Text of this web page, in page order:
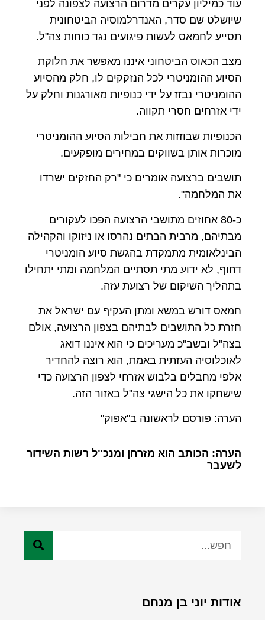
עוד כמיליון עקרים מדרום הרצועה לצפונה לפני
שיושלט שם סדר, האנדרלמוסיה הביטחונית
תסייע לחמאס לעשות פיגועים נגד כוחות צה"ל.
מצב הכאוס הביטחוני איננו מאפשר את חלוקת
הסיוע ההומניטרי לכל הנזקקים לו, חלק מהסיוע
ההומניטרי נבזז על ידי כנופיות מאורגנות וחלק על
ידי אזרחים חסרי תקווה.
הכנופיות שבוזזות את חבילות הסיוע ההומניטרי
מוכרות אותן בשווקים במחירים מופקעים.
תושבים ברצועה אומרים כי "רק החזקים ישרדו
את המלחמה".
כ-80 אחוזים מתושבי הרצועה הפכו לעקורים
מבתיהם, מרבית הבתים נהרסו או ניזוקו והקהילה
הבינלאומית מתמקדת בהגשת סיוע הומניטרי
דחוף, לא ידוע מתי תסתיים המלחמה ומתי יתחילו
בתהליך השיקום של רצועת עזה.
חמאס דורש במשא ומתן העקיף עם ישראל את
חזרת כל התושבים לבתיהם בצפון הרצועה, אולם
בצה"ל ובשב"כ מעריכים כי הוא איננו דואג
לאוכלוסיה העזתית באמת, הוא רוצה להחדיר
אלפי מחבלים בלבוש אזרחי לצפון הרצועה כדי
שישחקו את כל הישגי צה"ל באזור הזה.
הערה: פורסם לראשונה ב"אפוק"
הערה: הכותב הוא מזרחן ומנכ"ל רשות השידור
לשעבר
אודות יוני בן מנחם